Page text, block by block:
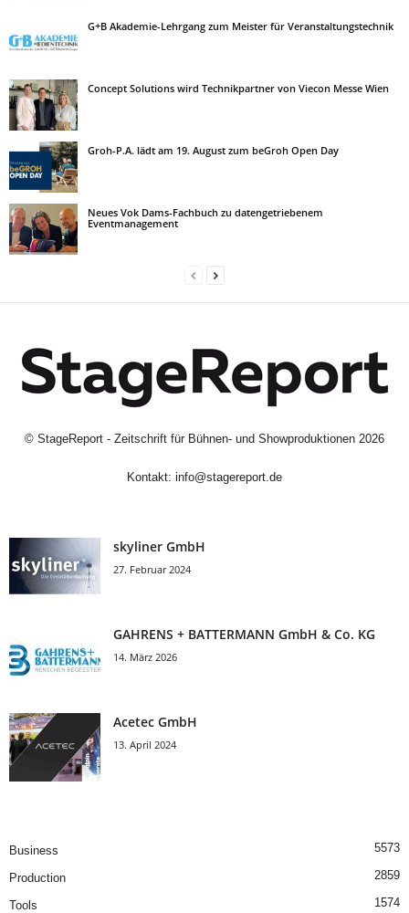
G+B Akademie-Lehrgang zum Meister für Veranstaltungstechnik
Concept Solutions wird Technikpartner von Viecon Messe Wien
Groh-P.A. lädt am 19. August zum beGroh Open Day
Neues Vok Dams-Fachbuch zu datengetriebenem
Eventmanagement
© StageReport - Zeitschrift für Bühnen- und Showproduktionen 2026
Kontakt: info@stagereport.de
skyliner GmbH
27. Februar 2024
GAHRENS + BATTERMANN GmbH & Co. KG
14. März 2026
Acetec GmbH
13. April 2024
Business 5573
Production 2859
Tools 1574